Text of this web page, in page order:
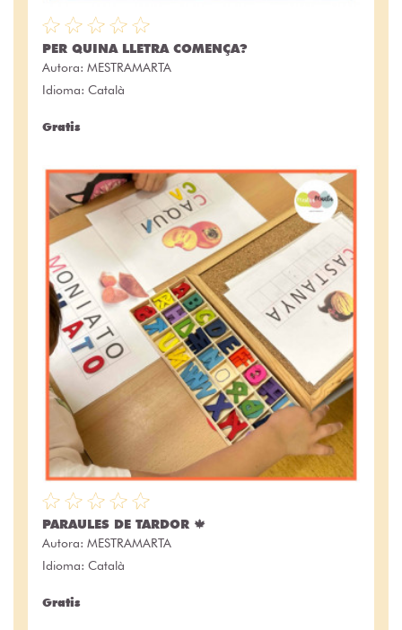
PER QUINA LLETRA COMENÇA?
Autora: MESTRAMARTA
Idioma: Català
Gratis
PARAULES DE TARDOR 🍁
Autora: MESTRAMARTA
Idioma: Català
Gratis